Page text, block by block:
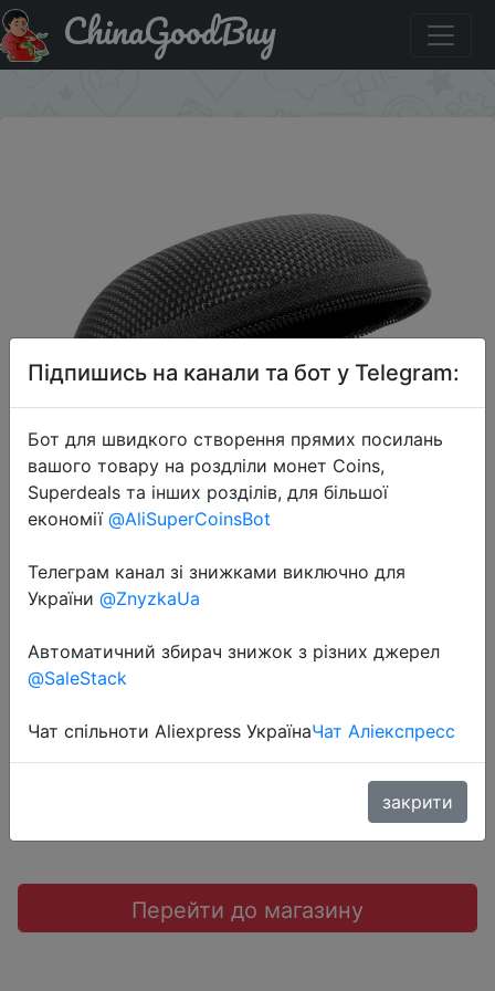
Знижка на Чехол для наушников Capshi.
ChinaGoodBuy
2018-06-29
Перейти до магазину
Підпишись на канали та бот у Telegram:
Бот для швидкого створення прямих посилань
вашого товару на роздліли монет Coins,
Superdeals та інших розділів, для більшої
економії @AliSuperCoinsBot
Телеграм канал зі знижками виключно для
України @ZnyzkaUa
Автоматичний збирач знижок з різних джерел
@SaleStack
Чат спільноти Aliexpress УкраїнаЧат Аліекспресс
закрити